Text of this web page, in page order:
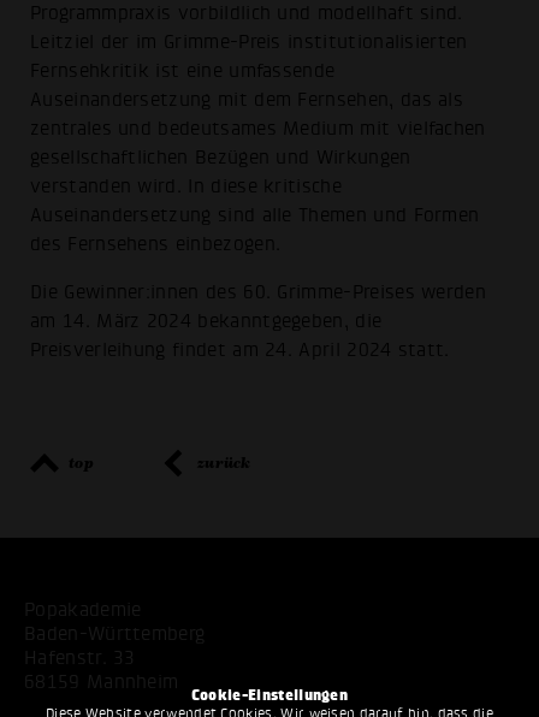
Cookie-Einstellungen
Diese Website verwendet Cookies. Wir weisen darauf hin, dass die
Programmpraxis vorbildlich und modellhaft sind.
Leitziel der im Grimme-Preis institutionalisierten
Fernsehkritik ist eine umfassende
Auseinandersetzung mit dem Fernsehen, das als
zentrales und bedeutsames Medium mit vielfachen
gesellschaftlichen Bezügen und Wirkungen
verstanden wird. In diese kritische
Auseinandersetzung sind alle Themen und Formen
des Fernsehens einbezogen.
Die Gewinner:innen des 60. Grimme-Preises werden
am 14. März 2024 bekanntgegeben, die
Preisverleihung findet am 24. April 2024 statt.
top zurück
Popakademie
Baden-Württemberg
Hafenstr. 33
68159 Mannheim